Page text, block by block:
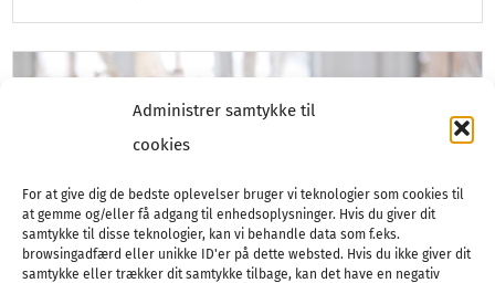
Administrer samtykke til
cookies
For at give dig de bedste oplevelser bruger vi teknologier som cookies til
at gemme og/eller få adgang til enhedsoplysninger. Hvis du giver dit
samtykke til disse teknologier, kan vi behandle data som f.eks.
browsingadfærd eller unikke ID'er på dette websted. Hvis du ikke giver dit
samtykke eller trækker dit samtykke tilbage, kan det have en negativ